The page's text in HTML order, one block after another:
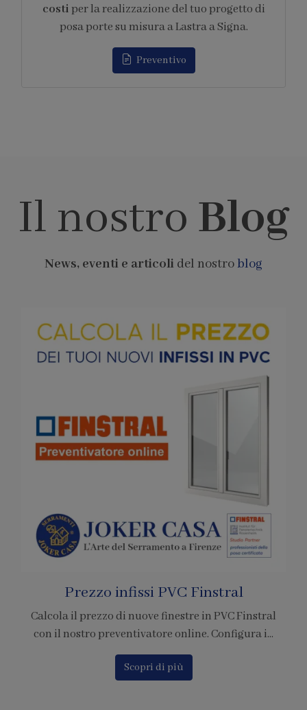
legati alla fornituradei prodotti per la
realizzazione del tuo progetto di posa porte su
misura a Lastra a Signa.
Il nostro Blog
News, eventi e articoli del nostroblog
Pagamenti con Bitcoin
È ufficiale! Abbiamo accreditato la nostra azienda
per l'adesione al circuito di pagamento tramite ...
Scopri di più